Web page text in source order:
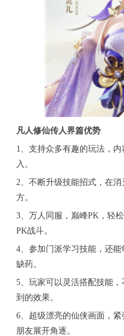
凡人修仙传人界篇优势
1、支持众多有趣的玩法，
入。
2、不断升级技能招式，在
方。
3、万人同服，巅峰PK，轻
PK战斗。
4、参加门派学习技能，还
缺药。
5、玩家可以灵活搭配技能
到的效果。
6、超级漂亮的仙侠画面，
朋友展开角逐。